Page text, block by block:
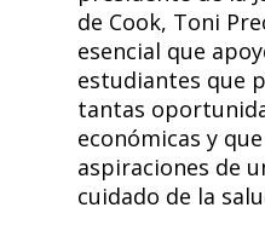
de Cook, Toni
esencial que
estudiantes que
tantas
económicas y
aspiraciones de
cuidado de la